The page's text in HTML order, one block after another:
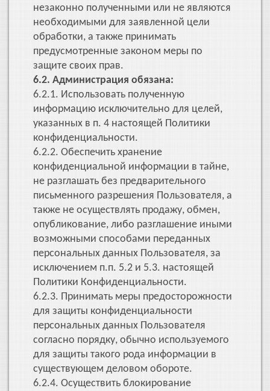
незаконно полученными или не являются
необходимыми для заявленной цели
обработки, а также принимать
предусмотренные законом меры по
защите своих прав.
6.2. Администрация обязана:
6.2.1. Использовать полученную
информацию исключительно для целей,
указанных в п. 4 настоящей Политики
конфиденциальности.
6.2.2. Обеспечить хранение
конфиденциальной информации в тайне,
не разглашать без предварительного
письменного разрешения Пользователя, а
также не осуществлять продажу, обмен,
опубликование, либо разглашение иными
возможными способами переданных
персональных данных Пользователя, за
исключением п.п. 5.2 и 5.3. настоящей
Политики Конфиденциальности.
6.2.3. Принимать меры предосторожности
для защиты конфиденциальности
персональных данных Пользователя
согласно порядку, обычно используемого
для защиты такого рода информации в
существующем деловом обороте.
6.2.4. Осуществить блокирование